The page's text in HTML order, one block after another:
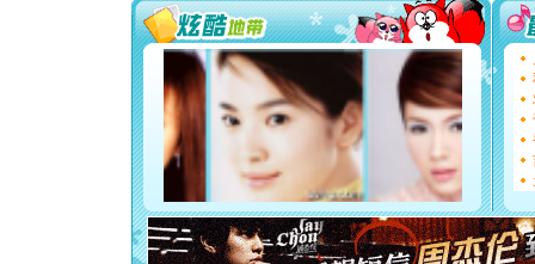
你太多，
要平安
[圣诞节]
能正大
都要快乐
[圣诞节]
如意,快
[元旦]
看
断电。
你是我
[元旦]如
起；二是
离。水晶